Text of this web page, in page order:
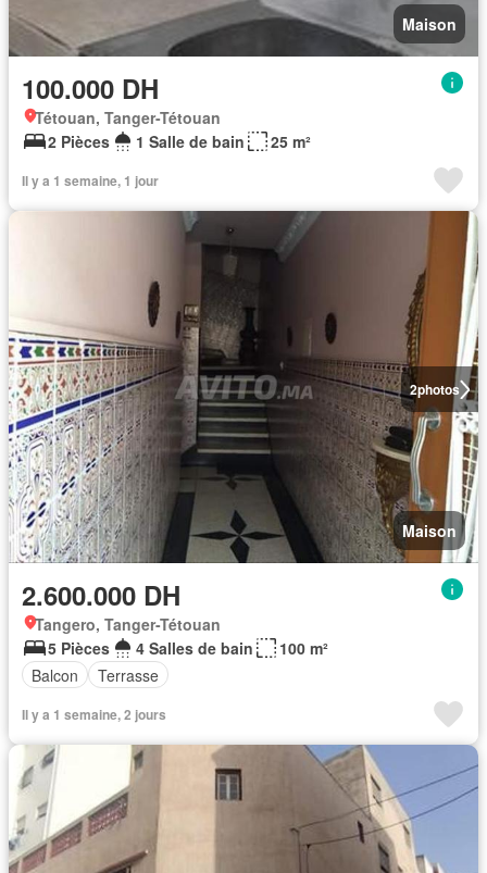
Maison
100.000 DH
Tétouan, Tanger-Tétouan
2 Pièces
1 Salle de bain 25 m²
Il y a 1 semaine, 1 jour
2photos
Maison
2.600.000 DH
Tangero, Tanger-Tétouan
5 Pièces
4 Salles de bain
100 m²
Balcon
Terrasse
Il y a 1 semaine, 2 jours